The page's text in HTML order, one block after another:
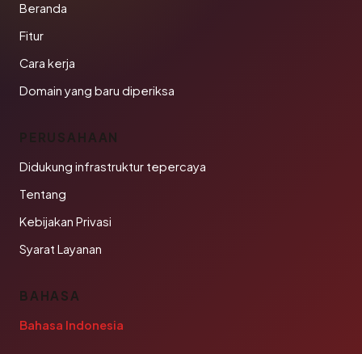
Beranda
Fitur
Cara kerja
Domain yang baru diperiksa
PERUSAHAAN
Didukung infrastruktur tepercaya
Tentang
Kebijakan Privasi
Syarat Layanan
BAHASA
Bahasa Indonesia